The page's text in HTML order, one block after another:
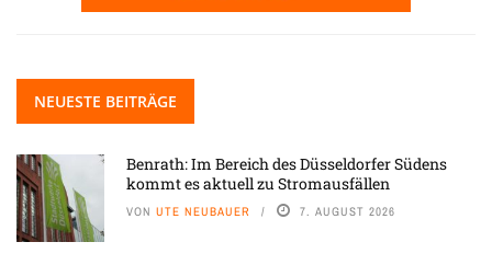
NEUESTE BEITRÄGE
Benrath: Im Bereich des Düsseldorfer Südens
kommt es aktuell zu Stromausfällen
VON UTE NEUBAUER 7. AUGUST 2026